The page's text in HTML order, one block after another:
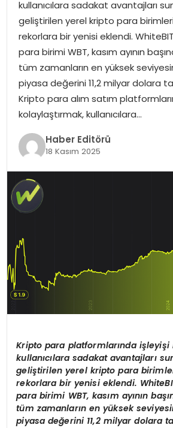
MAGAZIN
SPOR
YAŞAM
kullanıcılara sadakat avantajları
geliştirilen yerel kripto para
rekorlara bir yenisi eklendi.
para birimi WBT, kasım ayının
tüm zamanların en yüksek
piyasa değerini 11,2 milyar dolara
Kripto para alım satım
kolaylaştırmak, kullanıcılara…
Haber Editörü
18 Kasım 2025
Kripto para platformlarında işleyişi
kullanıcılara sadakat avantajları
geliştirilen yerel kripto para
rekorlara bir yenisi eklendi.
para birimi WBT, kasım ayının
tüm zamanların en yüksek
piyasa değerini 11,2 milyar dolara